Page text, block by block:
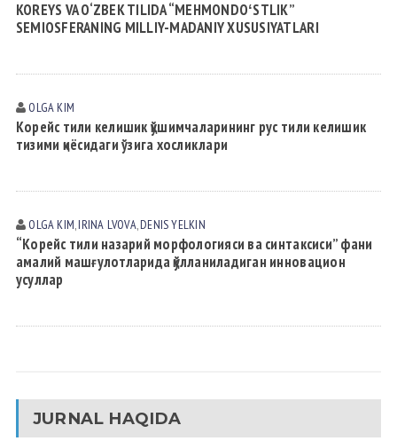
KOREYS VA O‘ZBEK TILIDA “MEHMONDOʻSTLIK”
SEMIOSFERANING MILLIY-MADANIY XUSUSIYATLARI
OLGA KIM
Корейс тили келишик қўшимчаларининг рус тили келишик
тизими қиёсидаги ўзига хосликлари
OLGA KIM,IRINA LVOVА,DENIS YELKIN
“Корейс тили назарий морфологияси ва синтаксиси” фани
амалий машғулотларида қўлланиладиган инновацион
усуллар
JURNAL HAQIDA